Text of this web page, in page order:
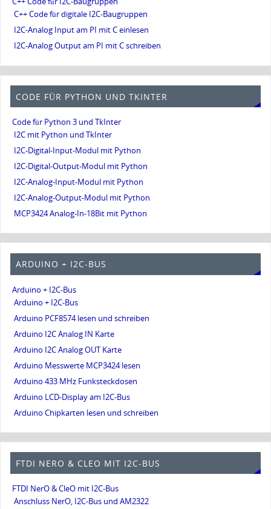
C++ Code für digitale I2C-Baugruppen
I2C-Analog Input am PI mit C einlesen
I2C-Analog Output am PI mit C schreiben
CODE FÜR PYTHON UND TKINTER
Code für Python 3 und TkInter
I2C mit Python und TkInter
I2C-Digital-Input-Modul mit Python
I2C-Digital-Output-Modul mit Python
I2C-Analog-Input-Modul mit Python
I2C-Analog-Output-Modul mit Python
MCP3424 Analog-In-18Bit mit Python
ARDUINO + I2C-BUS
Arduino + I2C-Bus
Arduino + I2C-Bus
Arduino PCF8574 lesen und schreiben
Arduino I2C Analog IN Karte
Arduino I2C Analog OUT Karte
Arduino Messwerte MCP3424 lesen
Arduino 433 MHz Funksteckdosen
Arduino LCD-Display am I2C-Bus
Arduino Chipkarten lesen und schreiben
FTDI NERO & CLEO MIT I2C-BUS
FTDI NerO & CleO mit I2C-Bus
Anschluss NerO, I2C-Bus und AM2322